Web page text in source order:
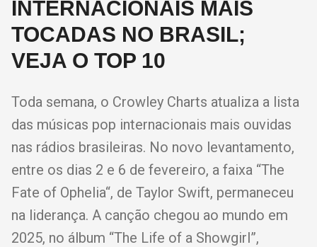
INTERNACIONAIS MAIS
TOCADAS NO BRASIL;
VEJA O TOP 10
Toda semana, o Crowley Charts atualiza a lista
das músicas pop internacionais mais ouvidas
nas rádios brasileiras. No novo levantamento,
entre os dias 2 e 6 de fevereiro, a faixa “The
Fate of Ophelia“, de Taylor Swift, permaneceu
na liderança. A canção chegou ao mundo em
2025, no álbum “The Life of a Showgirl”,